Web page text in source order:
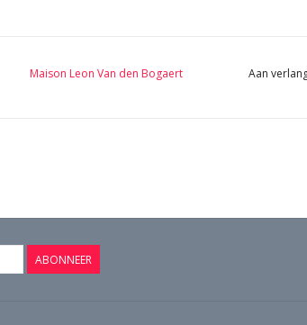
Maison Leon Van den Bogaert Aan
ABONNEER